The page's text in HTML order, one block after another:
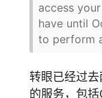
access
have until
to perform
转眼已经过
的服务，包